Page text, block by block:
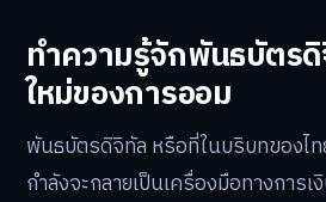
ทำความรู้จักพันธบัตรดิ
ใหม่ของการออม
พันธบัตรดิจิทัล หรือที่ในบริบทของไท
กำลังจะกลายเป็นเครื่องมือทางการ